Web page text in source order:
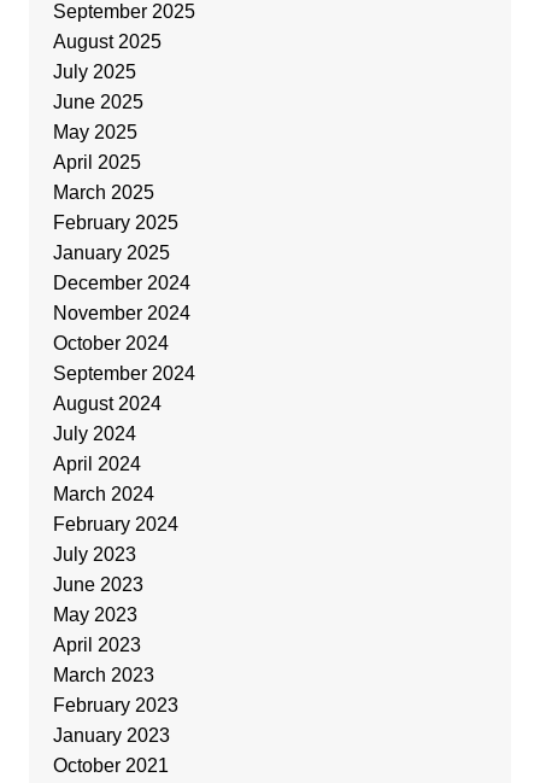
September 2025
August 2025
July 2025
June 2025
May 2025
April 2025
March 2025
February 2025
January 2025
December 2024
November 2024
October 2024
September 2024
August 2024
July 2024
April 2024
March 2024
February 2024
July 2023
June 2023
May 2023
April 2023
March 2023
February 2023
January 2023
October 2021